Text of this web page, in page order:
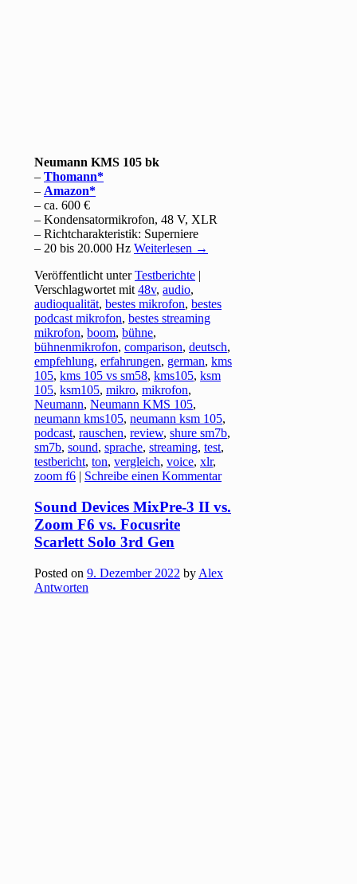
Neumann KMS 105 bk
–Thomann
– Amazon
– ca. 600 €
– Kondensatormikrofon, 48 V, XLR
– Richtcharakteristik: Superniere
– 20 bis 20.000 HzWeiterlesen →
Veröffentlicht unter Testberichte |
Verschlagwortet mit 48v,audio,
audioqualität,bestes mikrofon,bestes
podcast mikrofon,bestes streaming
mikrofon,boom,bühne,
bühnenmikrofon,comparison,deutsch,
empfehlung,erfahrungen, german,kms
105,kms 105 vs sm58,kms105,ksm
105,ksm105,mikro,mikrofon,
Neumann,Neumann KMS 105,
neumann kms105,neumann ksm 105,
podcast,rauschen,review,shure sm7b,
sm7b,sound,sprache,streaming,test,
testbericht,ton,vergleich,voice,xlr,
zoom f6 | Schreibe einen Kommentar
Sound Devices MixPre-3 II vs.
Zoom F6 vs. Focusrite
Scarlett Solo 3rd Gen
Posted on9. Dezember 2022 by Alex
Antworten